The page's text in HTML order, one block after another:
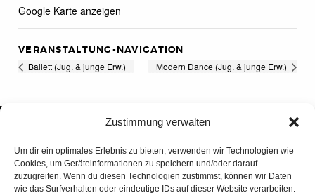
Zustimmung verwalten
Um dir ein optimales Erlebnis zu bieten, verwenden wir Technologien wie
Cookies, um Geräteinformationen zu speichern und/oder darauf
zuzugreifen. Wenn du diesen Technologien zustimmst, können wir Daten
wie das Surfverhalten oder eindeutige IDs auf dieser Website verarbeiten.
Google Karte anzeigen
VERANSTALTUNG-NAVIGATION
Ballett (Jug. & junge Erw.) Modern Dance (Jug. & junge Erw.)